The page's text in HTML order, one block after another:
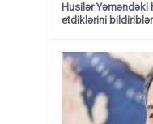
Husilər Yəməndəki
etdiklərini bildiriblər